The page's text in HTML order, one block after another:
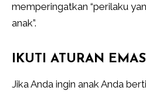
memperingatkan “perilaku
anak”.
IKUTI ATURAN EMAS
Jika Anda ingin anak Anda